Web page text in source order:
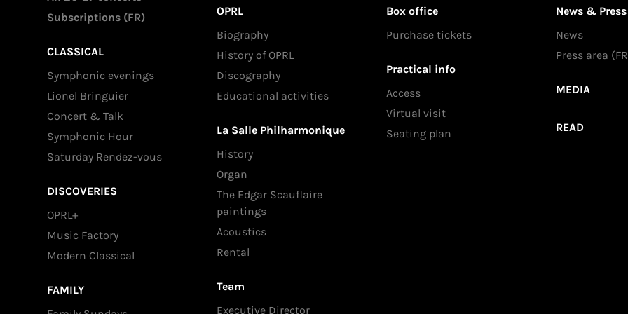
Subscriptions (FR)
CLASSICAL
Symphonic evenings
Lionel Bringuier
Concert & Talk
Symphonic Hour
Saturday Rendez-vous
DISCOVERIES
OPRL+
Music Factory
Modern Classical
FAMILY
OPRL
Biography
History of OPRL
Discography
Educational activities
La Salle Philharmonique
History
Organ
The Edgar Scauflaire
paintings
Acoustics
Rental
Team
Executive Director
Box office
Purchase tickets
Practical info
Access
Virtual visit
Seating plan
News & Press
News
Press area
MEDIA
READ